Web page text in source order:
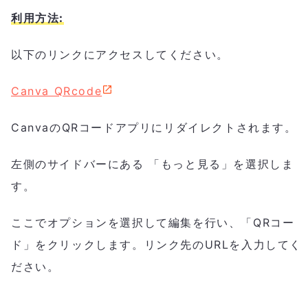
利用方法:
以下のリンクにアクセスしてください。
Canva QRcode
CanvaのQRコードアプリにリダイレクトされます。
左側のサイドバーにある 「もっと見る」を選択しま
す。
ここでオプションを選択して編集を行い、「QRコー
ド」をクリックします。リンク先のURLを入力してく
ださい。